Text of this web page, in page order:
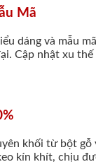
Mã
dáng và mẫu
Cập nhật xu
khối từ bột gỗ
kín khít, chịu